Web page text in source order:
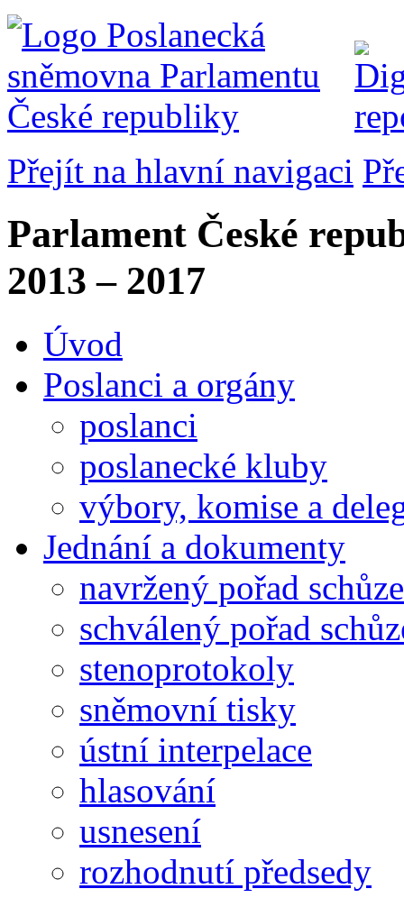
Přejít na hlavní navigaci
Parlament České
2013 – 2017
Úvod
Poslanci a orgány
poslanci
poslanecké kluby
výbory, komise a
Jednání a dokumenty
navržený pořad schůze
schválený pořad
stenoprotokoly
sněmovní tisky
ústní interpelace
hlasování
usnesení
rozhodnutí předsedy